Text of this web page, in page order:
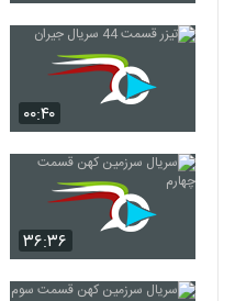
۰۰:۴۰
۳۶:۳۶